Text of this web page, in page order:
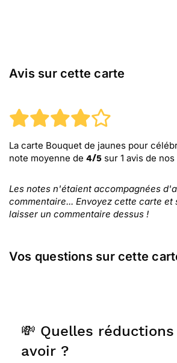
Avis sur cette carte
La carte Bouquet de jaunes pour
note moyenne de 4/5 sur 1 avis de
Les notes n'étaient accompagnées
commentaire... Envoyez cette carte et
laisser un commentaire dessus !
Vos questions sur cette
💸 Quelles
avoir ?